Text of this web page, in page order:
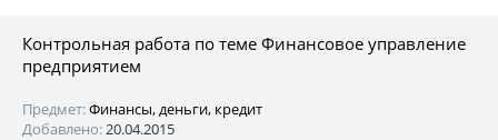
Контрольная работа по теме Финансовое управление
предприятием
Предмет:Финансы, деньги, кредит
Добавлено:20.04.2015